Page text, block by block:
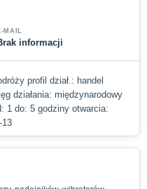
MAIL
informacji
profil dział.: handel
działania: międzynarodowy
1 do: 5 godziny otwarcia:
13